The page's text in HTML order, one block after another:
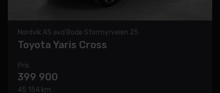
Nordvik AS avd Bodø Stormyrveien 25
Toyota Yaris Cross
Pris
399 900
45 154 km